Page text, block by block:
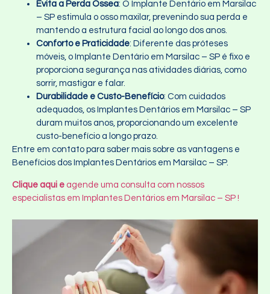
Evita a Perda Óssea: O Implante Dentário em Marsilac
– SP estimula o osso maxilar, prevenindo sua perda e
mantendo a estrutura facial ao longo dos anos.
Conforto e Praticidade: Diferente das próteses
móveis, o Implante Dentário em Marsilac – SP é fixo e
proporciona segurança nas atividades diárias, como
sorrir, mastigar e falar.
Durabilidade e Custo-Benefício: Com cuidados
adequados, os Implantes Dentários em Marsilac – SP
duram muitos anos, proporcionando um excelente
custo-benefício a longo prazo.
Entre em contato para saber mais sobre as vantagens e
Benefícios dos Implantes Dentários em Marsilac – SP.
Clique aqui e agende uma consulta com nossos
especialistas em Implantes Dentários em Marsilac – SP !